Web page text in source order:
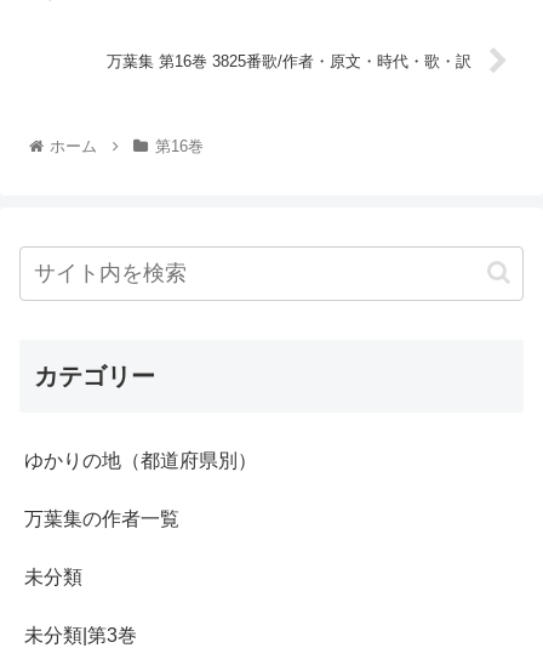
万葉集 第16巻 3825番歌/作者・原文・時代・歌・訳
ホーム 第16巻
カテゴリー
ゆかりの地（都道府県別）
万葉集の作者一覧
未分類
未分類|第3巻